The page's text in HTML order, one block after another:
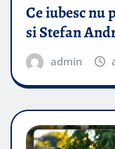
Ce iubesc nu
si Stefan
admin